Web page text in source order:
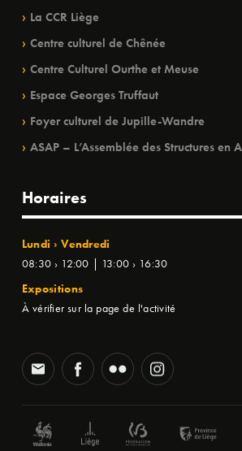
La CCR Liège
Centre culturel de Chênée
Centre Culturel Ourthe et Meuse
Espace Georges Truffaut
Foyer culturel de Jupille-Wandre
ASAP – L’Assemblée des Structures en
Horaires
Lundi › Vendredi
08:30 › 12:00 | 13:00 › 16:30
Expositions
À vérifier sur la page de l'activité